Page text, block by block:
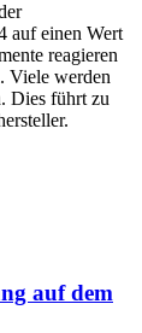
auf einen Wert
reagieren
Viele werden
Dies führt zu
auf dem